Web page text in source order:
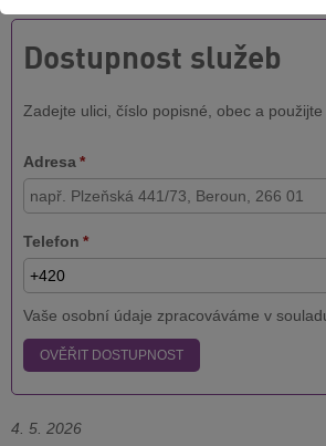
Dostupnost služeb
Zadejte ulici, číslo popisné, obec a
Adresa*
Telefon *
Vaše osobní údaje zpracováváme v
OVĚŘIT DOSTUPNOST
4. 5. 2026